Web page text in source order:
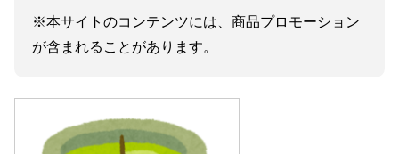
※本サイトのコンテンツには、商品プロモーション
が含まれることがあります。